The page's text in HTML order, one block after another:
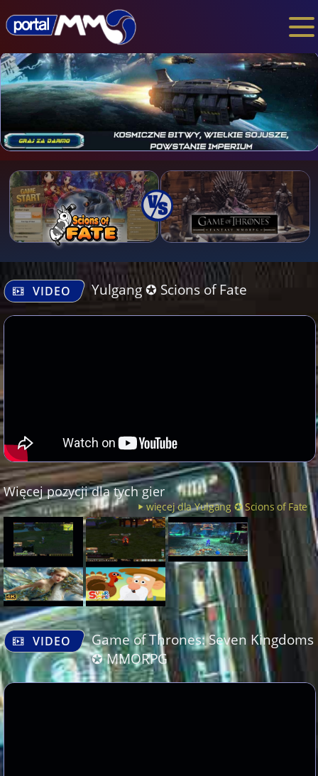
VIDEO Yulgang ✪ Scions of Fate
Więcej pozycji dla tych gier
więcej dla Yulgang ✪ Scions of Fate
VIDEO
Game of Thrones: Seven Kingdoms
✪ MMORPG